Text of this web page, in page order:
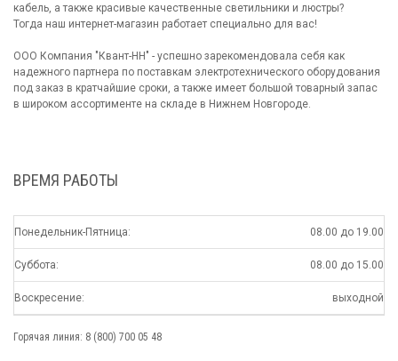
кабель, а также красивые качественные светильники и люстры?
Тогда наш интернет-магазин работает специально для вас!
ООО Компания "Квант-НН" - успешно зарекомендовала себя как
надежного партнера по поставкам электротехнического оборудования
под заказ в кратчайшие сроки, а также имеет большой товарный запас
в широком ассортименте на складе в Нижнем Новгороде.
ВРЕМЯ РАБОТЫ
Понедельник-Пятница: 08.00 до 19.00
Суббота: 08.00 до 15.00
Воскресение: выходной
Горячая линия: 8 (800) 700 05 48